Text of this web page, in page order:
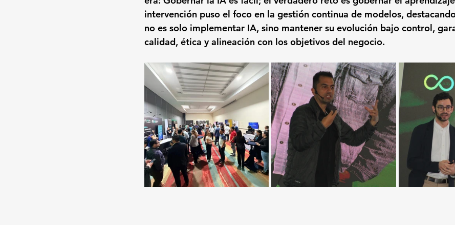
intervención puso el foco en la gestión continua de modelos,
no es solo implementar IA, sino mantener su evolución bajo control,
calidad, ética y alineación con los objetivos del negocio.